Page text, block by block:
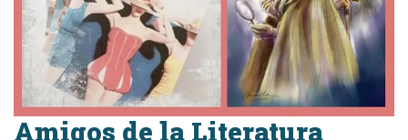
Amigos de la Literatura